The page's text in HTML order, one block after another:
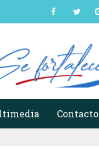
Contacto